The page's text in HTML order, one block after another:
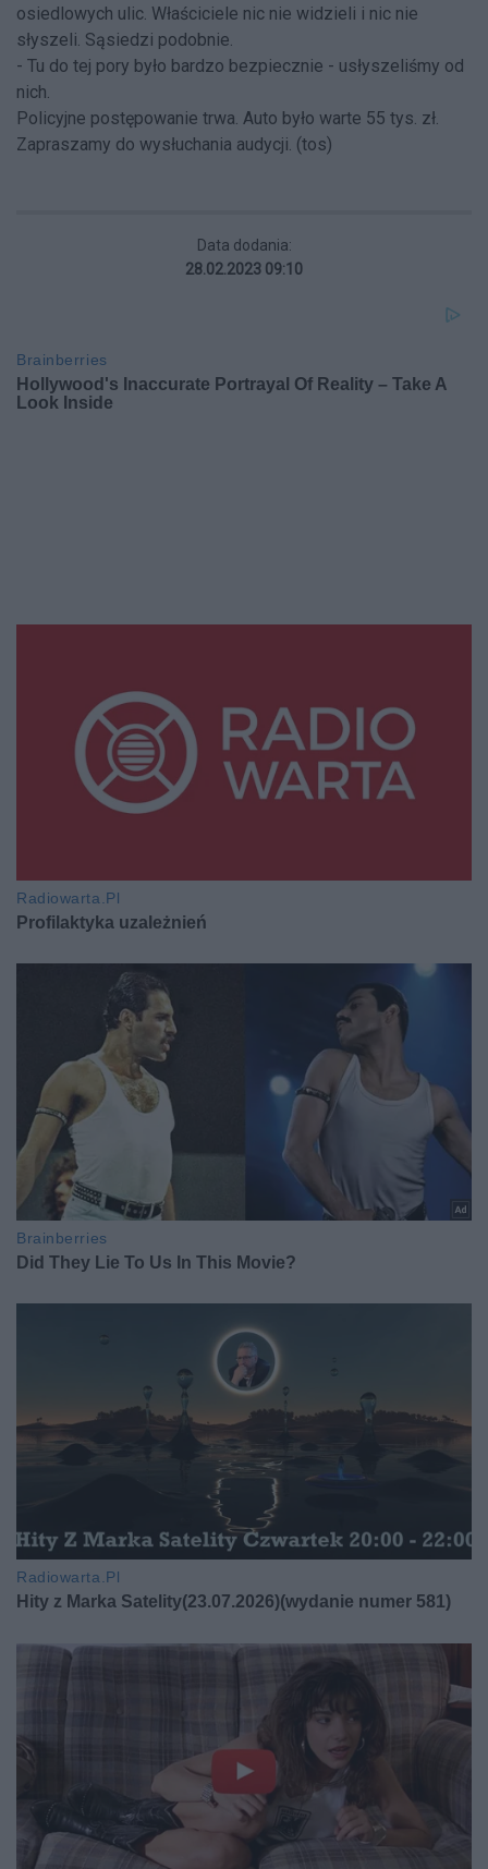
osiedlowych ulic. Właściciele nic nie widzieli i nic nie
słyszeli. Sąsiedzi podobnie.
- Tu do tej pory było bardzo bezpiecznie - usłyszeliśmy od
nich.
Policyjne postępowanie trwa. Auto było warte 55 tys. zł.
Zapraszamy do wysłuchania audycji. (tos)
Data dodania:
28.02.2023 09:10